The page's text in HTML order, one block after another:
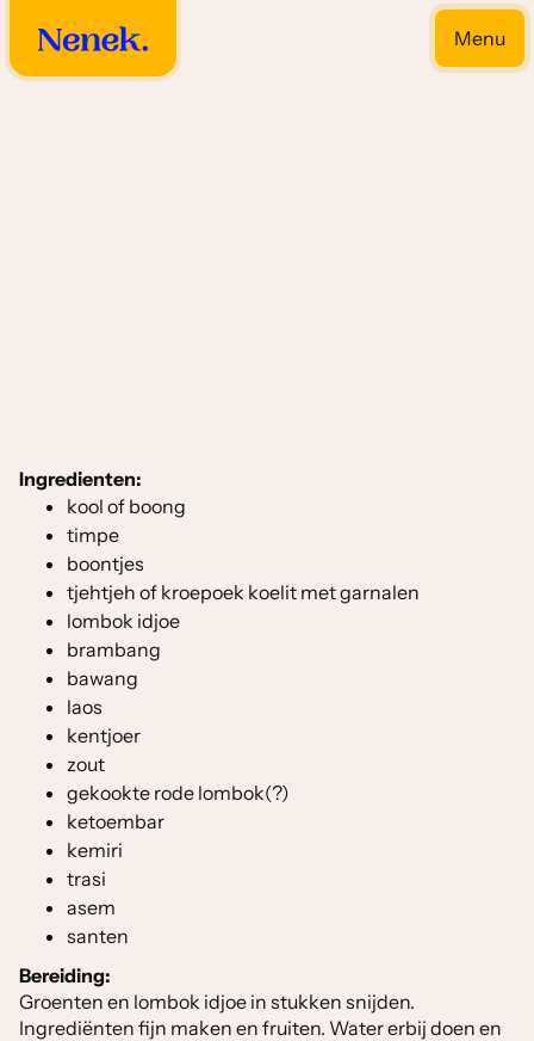
Menu
Ingredienten:
kool of boong
timpe
boontjes
tjehtjeh of kroepoek koelit met garnalen
lombok idjoe
brambang
bawang
laos
kentjoer
zout
gekookte rode lombok(?)
ketoembar
kemiri
trasi
asem
santen
Bereiding:
Groenten en lombok idjoe in stukken snijden.
Ingrediënten fijn maken en fruiten. Water erbij doen en